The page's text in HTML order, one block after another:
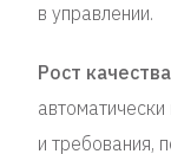
в управлении.
Рост
и требования,